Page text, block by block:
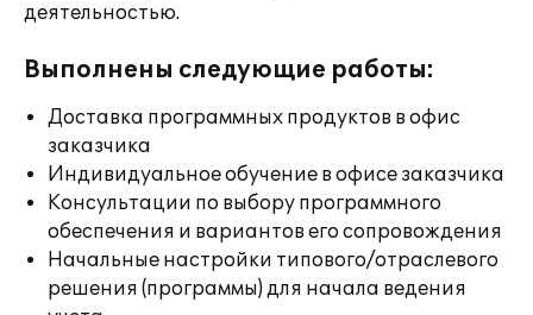
деятельностью.
Выполнены следующие работы:
Доставка программных продуктов в офис
заказчика
Индивидуальное обучение в офисе заказчика
Консультации по выбору программного
обеспечения и вариантов его сопровождения
Начальные настройки типового/отраслевого
решения (программы) для начала ведения